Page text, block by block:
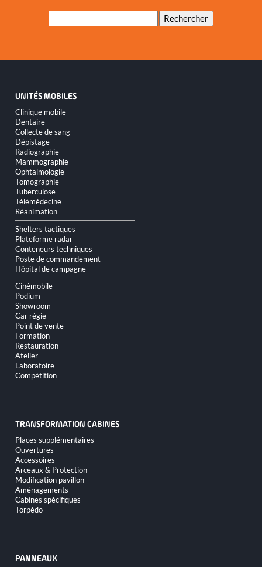
Mots-
Rechercher
UNITÉS MOBILES
Aller
au
contenu
Clinique mobile
Dentaire
Collecte de sang
Dépistage
Radiographie
Mammographie
Ophtalmologie
Tomographie
Tuberculose
Télémédecine
Réanimation
Shelters tactiques
Plateforme radar
Conteneurs techniques
Poste de commandement
Hôpital de campagne
Cinémobile
Podium
Showroom
Car régie
Point de vente
Formation
Restauration
Atelier
Laboratoire
Compétition
TRANSFORMATION CABINES
Aller
au
contenu
Places supplémentaires
Ouvertures
Accessoires
Arceaux & Protection
Modification pavillon
Aménagements
Cabines spécifiques
Torpédo
PANNEAUX